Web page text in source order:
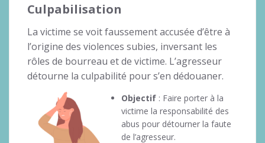
Culpabilisation
La victime se voit faussement accusée d’être à
l’origine des violences subies, inversant les
rôles de bourreau et de victime. L’agresseur
détourne la culpabilité pour s’en dédouaner.
Objectif : Faire porter à la
victime la responsabilité des
abus pour détourner la faute
de l’agresseur.